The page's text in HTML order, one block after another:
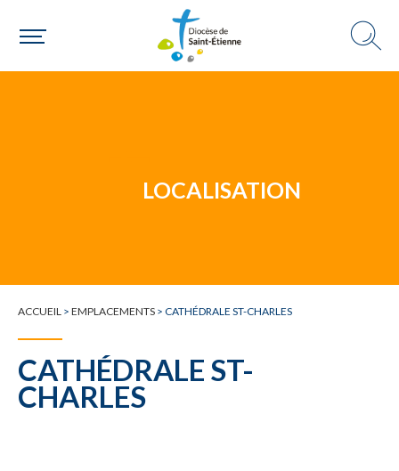
Un mouvement
LOCALISATION
ACCUEIL > EMPLACEMENTS > CATHÉDRALE ST-CHARLES
CATHÉDRALE ST-
CHARLES